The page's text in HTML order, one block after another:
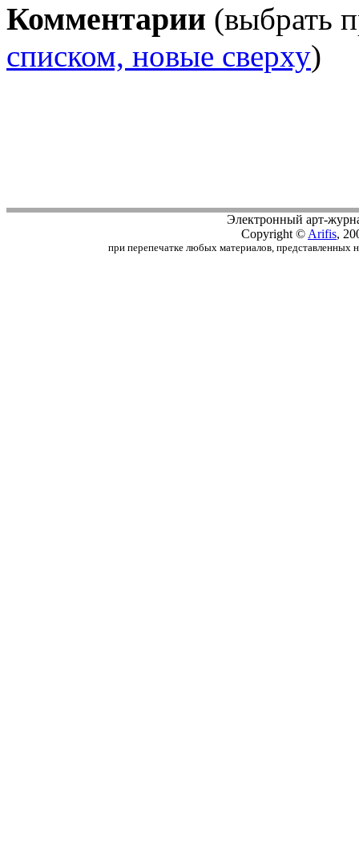
Комментарии (выбрать
списком, новые сверху)
Электронный арт-
Copyright © Arifis,
при перепечатке любых материалов, представленных